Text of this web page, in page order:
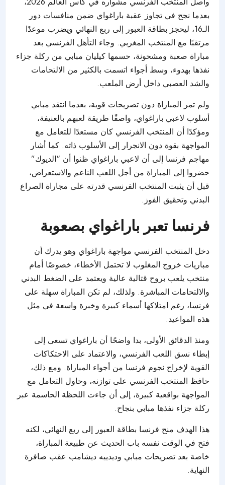
بعدما نجح في تجاوز عقبة باراغواي ضمن منافسات دور
الـ16، ليحجز بطاقة العبور إلى ربع النهائي ويضرب موعدًا
مرتقبًا مع المنتخب المغربي. وجاء التأهل الفرنسي بعد
مباراة صعبة ومشحونة، حسمها كيليان مبابي من ركلة جزاء
نفذها بهدوء، وسط أجواء اتسمت بالكثير من الالتحامات
والشد العصبي داخل أرض الملعب.
ولم تمر المباراة دون تصريحات قوية، بعدما انتقد مبابي
أسلوب لاعبي باراغواي، واصفًا طريقة لعبهم بالعنيفة،
ومؤكدًا أن المنتخب الفرنسي كان مستعدًا للتعامل مع
المواجهة بقوة دون الانجرار إلى الأسلوب ذاته. كما أشار
مهاجم فرنسا إلى أن لاعبي باراغواي ظنوا أن “الديوك”
حضروا إلى المباراة من أجل اللعب الناعم والاستعراض،
قبل أن يثبت المنتخب الفرنسي قدرته على مجاراة الصراع
البدني وتحقيق الفوز.
فرنسا تعبر باراغواي بصعوبة
دخل المنتخب الفرنسي مواجهة باراغواي وهو يدرك أن
مباريات خروج المغلوب لا تحتمل الأخطاء، خصوصًا أمام
منتخب يلعب بروح قتالية عالية ويعتمد على الضغط البدني
والالتحامات المباشرة. ولذلك، لم تكن المباراة سهلة على
فرنسا، رغم امتلاكها أسماء كبيرة وخبرة واسعة في مثل
هذه المواعيد.
ومنذ الدقائق الأولى، بدا واضحًا أن باراغواي تسعى إلى
إبطاء نسق اللعب الفرنسي، والاعتماد على الاحتكاكات
القوية لإخراج نجوم فرنسا من أجواء المباراة. ومع ذلك،
حافظ المنتخب الفرنسي على توازنه، وحاول التعامل مع
المواجهة بواقعية كبيرة، إلى أن جاءت اللحظة الحاسمة عبر
ركلة جزاء نفذها مبابي بنجاح.
هذا الهدف منح فرنسا بطاقة العبور إلى ربع النهائي، لكنه
فتح في الوقت نفسه باب الحديث عن طبيعة المباراة،
خاصة بعد تصريحات مبابي وديدييه ديشامب عقب صافرة
النهاية.